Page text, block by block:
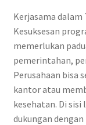
Kerjasama dalam
Kesuksesan
memerlukan
pemerintahan,
Perusahaan bisa
kantor atau
kesehatan. Di
dukungan